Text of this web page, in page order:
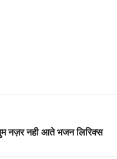
नज़र नही आते भजन लिरिक्स